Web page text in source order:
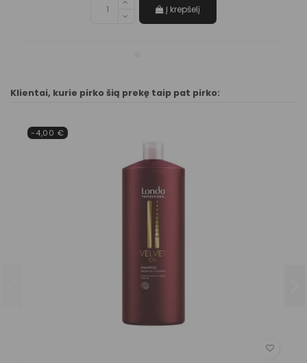
Į krepšelį
Klientai, kurie pirko šią prekę taip pat pirko:
-4,00 €